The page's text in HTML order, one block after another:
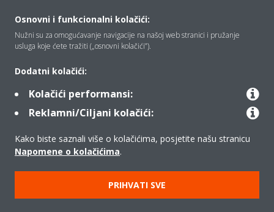
Tko smo mi
Rješenja
Kontakt
Osnovni i funkcionalni kolačići:
Nužni su za omogućavanje navigacije na našoj web stranici i pružanje
usluga koje ćete tražiti („osnovni kolačići”).
Dodatni kolačići:
Kolačići performansi:
Reklamni/Ciljani kolačići:
Kako biste saznali više o kolačićima, posjetite našu stranicu
Napomene o kolačićima.
PRIHVATI SVE